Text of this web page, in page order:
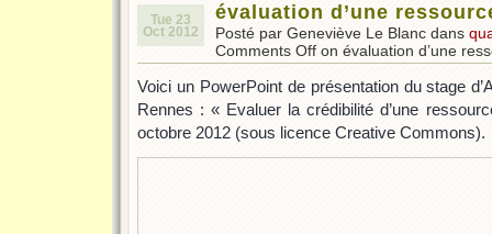
Tue 23
Oct 2012
évaluation d’une
Posté par Geneviève Le Blanc dans
Comments Off on évaluation d’une
Voici un PowerPoint de présentation du stage
Rennes : « Evaluer la crédibilité d’une
octobre 2012 (sous licence Creative Commons).